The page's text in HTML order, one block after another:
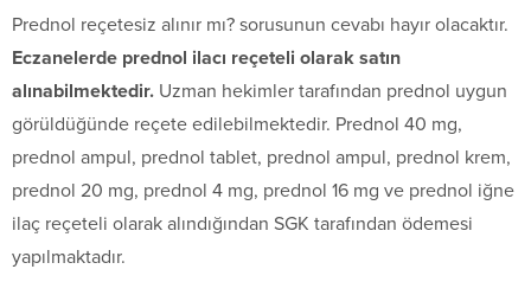
Prednol reçetesiz alınır mı? sorusunun cevabı hayır olacaktır.
Eczanelerde prednol ilacı reçeteli olarak satın
alınabilmektedir. Uzman hekimler tarafından prednol uygun
görüldüğünde reçete edilebilmektedir. Prednol 40 mg,
prednol ampul, prednol tablet, prednol ampul, prednol krem,
prednol 20 mg, prednol 4 mg, prednol 16 mg ve prednol iğne
ilaç reçeteli olarak alındığından SGK tarafından ödemesi
yapılmaktadır.